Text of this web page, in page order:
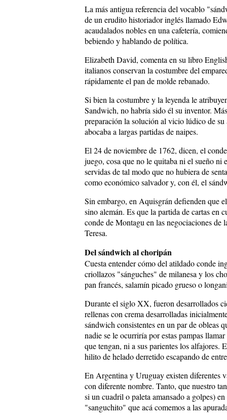
La más antigua referencia del vocablo
de un erudito historiador inglés llamado
acaudalados nobles en una cafetería,
bebiendo y hablando de política.
Elizabeth David, comenta en su libro
italianos conservan la costumbre del
rápidamente el pan de molde rebanado.
Si bien la costumbre y la leyenda le
Sandwich, no habría sido él su inventor.
preparación la solución al vicio lúdico de
abocaba a largas partidas de naipes.
El 24 de noviembre de 1762, dicen, el
juego, cosa que no le quitaba ni el sueño ni
servidas de tal modo que no hubiera de
como económico salvador y, con él, el
Sin embargo, en Aquisgrán defienden que
sino alemán. Es que la partida de cartas en
conde de Montagu en las negociaciones de
Teresa.
Del sándwich al choripán
Cuesta entender cómo del atildado conde
criollazos "sánguches" de milanesa y los
pan francés, salamín picado grueso o
Durante el siglo XX, fueron desarrollados
rellenas con crema desarrolladas
sándwich consistentes en un par de obleas
nadie se le ocurriría por estas pampas
que tengan, ni a sus parientes los alfajores.
hilito de helado derretido escapando de
En Argentina y Uruguay existen diferentes
con diferente nombre. Tanto, que nuestro
si un cuadril o paleta amansado a golpes)
"sanguchito" que acá comemos a las